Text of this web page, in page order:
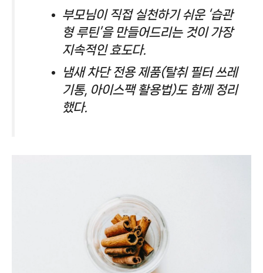
부모님이 직접 실천하기 쉬운 ‘습관
형 루틴’을 만들어드리는 것이 가장
지속적인 효도다.
냄새 차단 전용 제품(탈취 필터 쓰레
기통, 아이스팩 활용법)도 함께 정리
했다.